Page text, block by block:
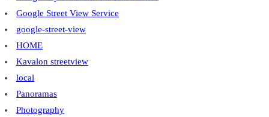
Google Street View Service
google-street-view
HOME
Kavalon streetview
local
Panoramas
Photography